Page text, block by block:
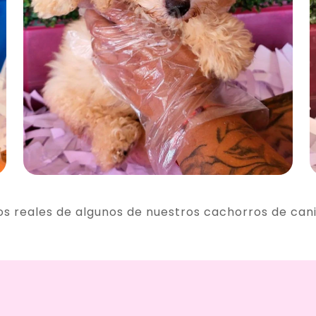
reales de algunos de nuestros cachorros de